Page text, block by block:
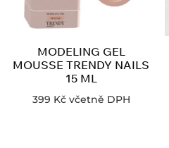
MODELING GEL
MOUSSE TRENDY NAILS
15 ML
399 Kč včetně DPH